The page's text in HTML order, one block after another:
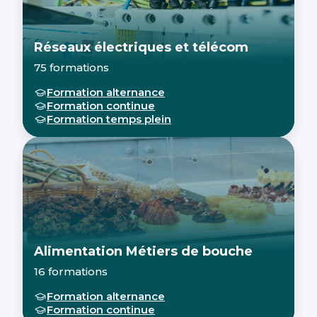
Réseaux électriques et télécom
75 formations
Formation alternance
Formation continue
Formation temps plein
Alimentation Métiers de bouche
16 formations
Formation alternance
Formation continue